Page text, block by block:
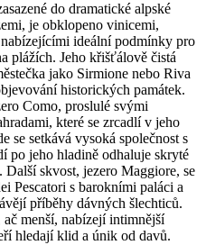
do dramatické alpské
je obklopeno vinicemi,
ideální podmínky pro
plážích. Jeho křišťálově čistá
jako Sirmione nebo Riva
historických památek.
Como, proslulé svými
které se zrcadlí v jeho
se setkává vysoká společnost s
po jeho hladině odhaluje skryté
Další skvost, jezero Maggiore, se
Pescatori s barokními paláci a
příběhy dávných šlechticů.
menší, nabízejí intimnější
hledají klid a únik od davů.